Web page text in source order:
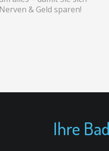
& Geld sparen!
Ihre